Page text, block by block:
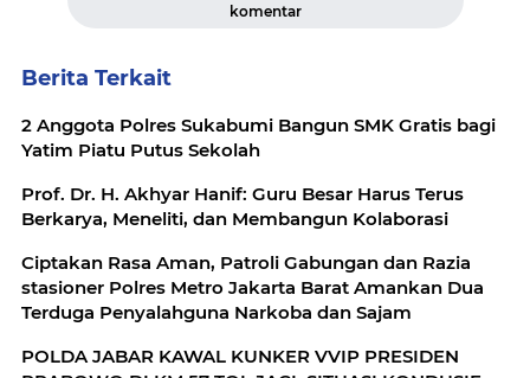
komentar
Berita Terkait
2 Anggota Polres Sukabumi Bangun SMK Gratis bagi
Yatim Piatu Putus Sekolah
Prof. Dr. H. Akhyar Hanif: Guru Besar Harus Terus
Berkarya, Meneliti, dan Membangun Kolaborasi
Ciptakan Rasa Aman, Patroli Gabungan dan Razia
stasioner Polres Metro Jakarta Barat Amankan Dua
Terduga Penyalahguna Narkoba dan Sajam
POLDA JABAR KAWAL KUNKER VVIP PRESIDEN